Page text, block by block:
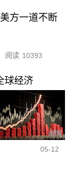
方一道不断
阅读 10393
球经济
05-12